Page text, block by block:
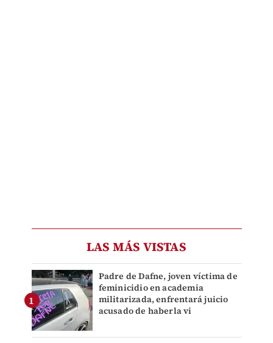
LAS MÁS VISTAS
Padre de Dafne, joven víctima de
feminicidio en academia
militarizada, enfrentará juicio
acusado de haberla vi